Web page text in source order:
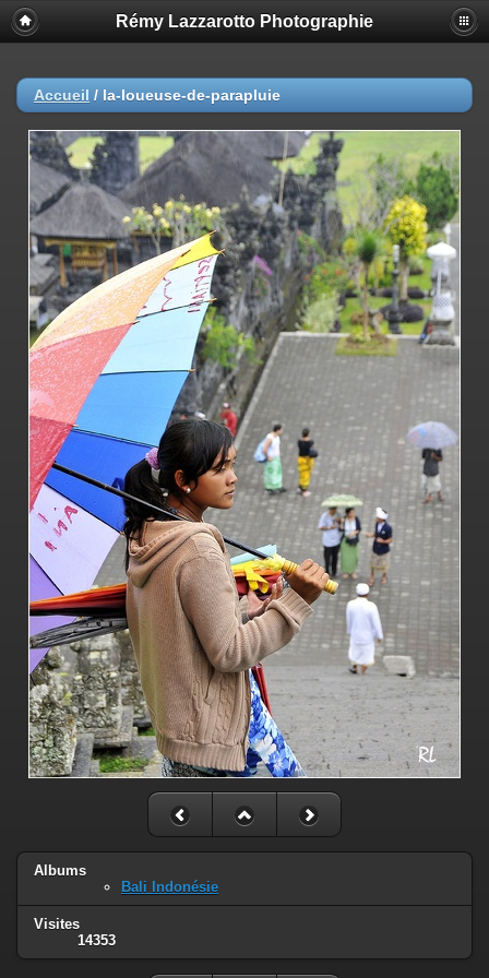
Rémy Lazzarotto Photographie
Accueil / la-loueuse-de-parapluie
Albums
Bali Indonésie
Visites
14353